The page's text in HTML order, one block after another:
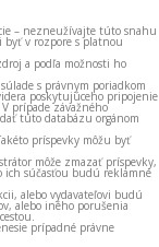
– nezneužívajte túto snahu
byť v rozpore s platnou
a podľa možnosti ho
s právnym poriadkom
poskytujúceho pripojenie
prípade závažného
túto databázu orgánom
príspevky môžu byť
môže zmazať príspevky,
ich súčasťou budú reklamné
alebo vydavateľovi budú
alebo iného porušenia
prípadné právne